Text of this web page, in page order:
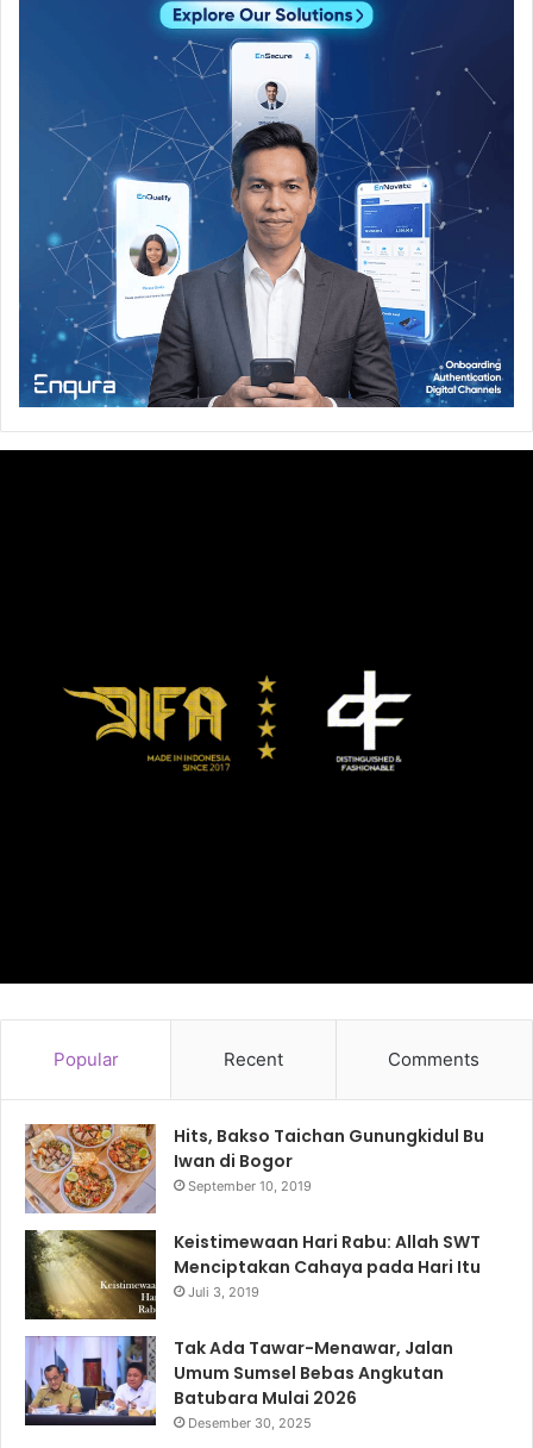
Popular Recent Comments
Hits, Bakso Taichan Gunungkidul Bu
Iwan di Bogor
September 10, 2019
Keistimewaan Hari Rabu: Allah SWT
Menciptakan Cahaya pada Hari Itu
Juli 3, 2019
Tak Ada Tawar-Menawar, Jalan
Umum Sumsel Bebas Angkutan
Batubara Mulai 2026
Desember 30, 2025